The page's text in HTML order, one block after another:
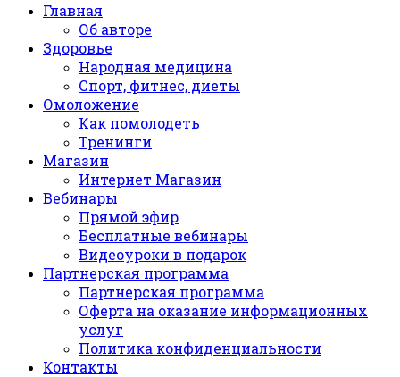
Главная
Об авторе
Здоровье
Народная медицина
Спорт, фитнес, диеты
Омоложение
Как помолодеть
Тренинги
Магазин
Интернет Магазин
Вебинары
Прямой эфир
Бесплатные вебинары
Видеоуроки в подарок
Партнерская программа
Партнерская программа
Оферта на оказание информационных
услуг
Политика конфиденциальности
Контакты